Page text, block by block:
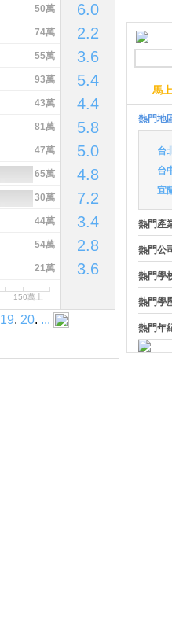
50萬 6.0
74萬 2.2
55萬 3.6
93萬 5.4
43萬 4.4
81萬 5.8
47萬 5.0
65萬 4.8
30萬 7.2
44萬 3.4
54萬 2.8
21萬 3.6
150萬上
19. 20. ...
馬
熱門地
台
台
宜
熱門產
熱門公
熱門學
熱門學
熱門年